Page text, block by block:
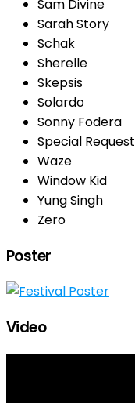
Sam Divine
Sarah Story
Schak
Sherelle
Skepsis
Solardo
Sonny Fodera
Special Request
Waze
Window Kid
Yung Singh
Zero
Poster
Video